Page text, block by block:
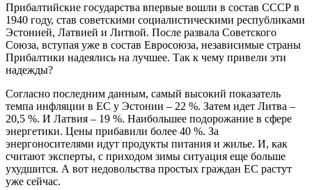
Прибалтийские государства впервые вошли в состав СССР в
1940 году, став советскими социалистическими республиками
Эстонией, Латвией и Литвой. После развала Советского
Союза, вступая уже в состав Евросоюза, независимые страны
Прибалтики надеялись на лучшее. Так к чему привели эти
надежды?
Согласно последним данным, самый высокий показатель
темпа инфляции в ЕС у Эстонии – 22 %. Затем идет Литва –
20,5 %. И Латвия – 19 %. Наибольшее подорожание в сфере
энергетики. Цены прибавили более 40 %. За
энергоносителями идут продукты питания и жилье. И, как
считают эксперты, с приходом зимы ситуация еще больше
ухудшится. А вот недовольства простых граждан ЕС растут
уже сейчас.